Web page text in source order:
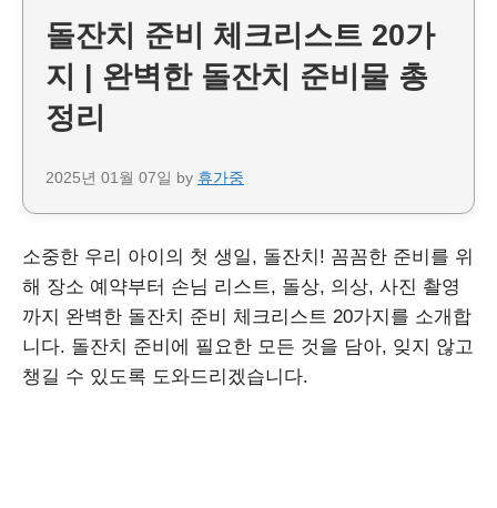
돌잔치 준비 체크리스트 20가
지 | 완벽한 돌잔치 준비물 총
정리
2025년 01월 07일 by 휴가중
소중한 우리 아이의 첫 생일, 돌잔치! 꼼꼼한 준비를 위
해 장소 예약부터 손님 리스트, 돌상, 의상, 사진 촬영
까지 완벽한 돌잔치 준비 체크리스트 20가지를 소개합
니다. 돌잔치 준비에 필요한 모든 것을 담아, 잊지 않고
챙길 수 있도록 도와드리겠습니다.